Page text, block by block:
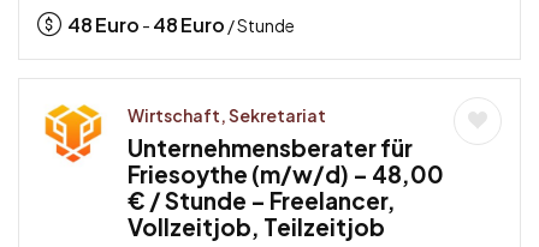
48Euro - 48Euro / Stunde
Wirtschaft, Sekretariat
Unternehmensberater für
Friesoythe (m/w/d) – 48,00
€ / Stunde – Freelancer,
Vollzeitjob, Teilzeitjob